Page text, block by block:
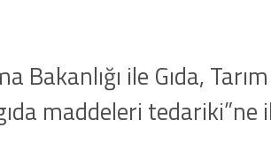
Bakanlığı ile Gıda,
maddeleri